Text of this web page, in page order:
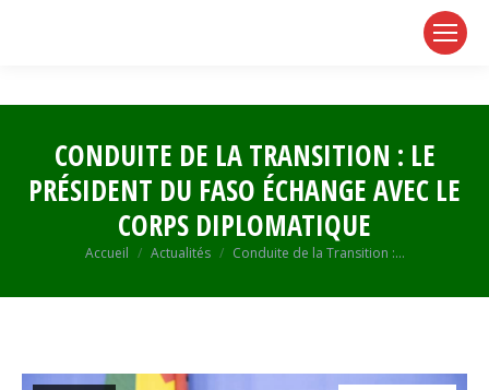
CONDUITE DE LA TRANSITION : LE
PRÉSIDENT DU FASO ÉCHANGE AVEC LE
CORPS DIPLOMATIQUE
Vous êtes ici :
Accueil Actualités Conduite de la Transition :…